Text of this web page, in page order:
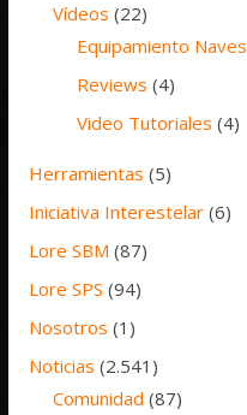
Vídeos (22)
Equipamiento Naves
Reviews (4)
Video Tutoriales (4)
Herramientas (5)
Iniciativa Interestelar (6)
Lore SBM (87)
Lore SPS (94)
Nosotros (1)
Noticias (2.541)
Comunidad (87)